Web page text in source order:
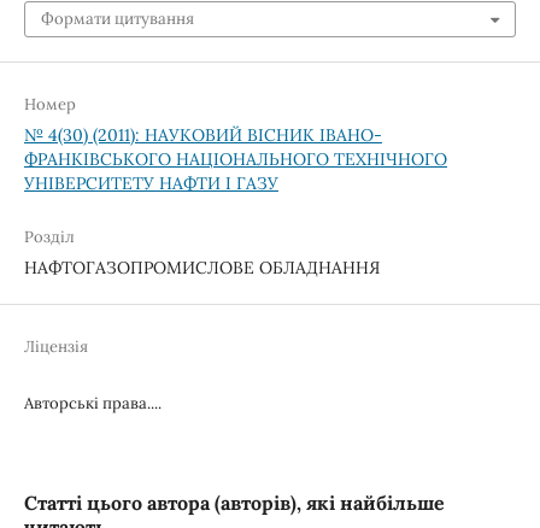
Формати цитування
Номер
№ 4(30) (2011): НАУКОВИЙ ВІСНИК ІВАНО-
ФРАНКІВСЬКОГО НАЦІОНАЛЬНОГО ТЕХНІЧНОГО
УНІВЕРСИТЕТУ НАФТИ І ГАЗУ
Розділ
НАФТОГАЗОПРОМИСЛОВЕ ОБЛАДНАННЯ
Ліцензія
Авторські права....
Статті цього автора (авторів), які найбільше